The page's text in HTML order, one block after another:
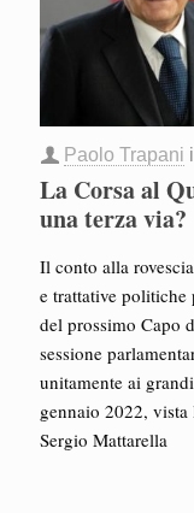
Paolo Trapani il
La Corsa al
una terza via?
Il conto alla
e trattative politiche
del prossimo Capo
sessione
unitamente ai
gennaio 2022,
Sergio Mattarella